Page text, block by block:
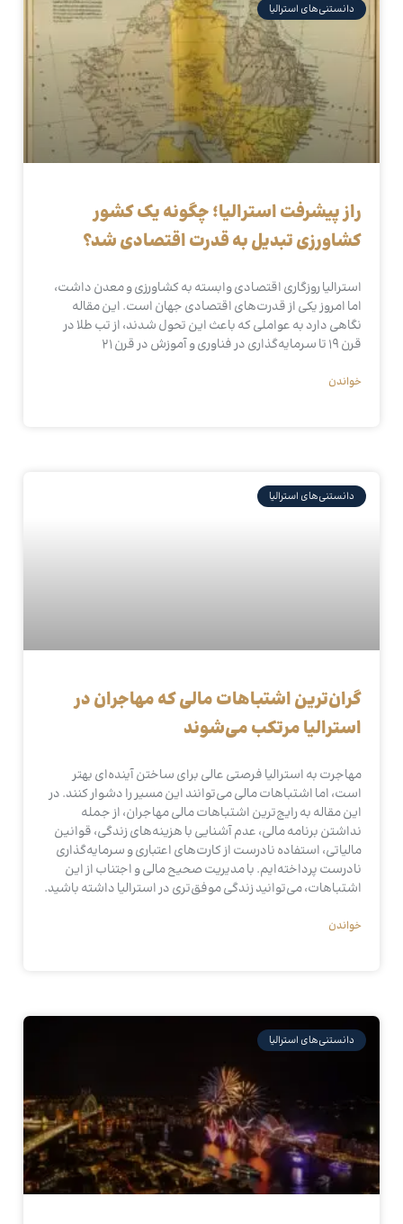
دانستنی‌های استرالیا
راز پیشرفت استرالیا؛ چگونه یک کشور
کشاورزی تبدیل به قدرت اقتصادی شد؟
استرالیا روزگاری اقتصادی وابسته به کشاورزی و معدن داشت،
اما امروز یکی از قدرت‌های اقتصادی جهان است. این مقاله
نگاهی دارد به عواملی که باعث این تحول شدند، از تب طلا در
قرن ۱۹ تا سرمایه‌گذاری در فناوری و آموزش در قرن ۲۱
خواندن
دانستنی‌های استرالیا
گران‌ترین اشتباهات مالی که مهاجران در
استرالیا مرتکب می‌شوند
مهاجرت به استرالیا فرصتی عالی برای ساختن آینده‌ای بهتر
است، اما اشتباهات مالی می‌توانند این مسیر را دشوار کنند. در
این مقاله به رایج‌ترین اشتباهات مالی مهاجران، از جمله
نداشتن برنامه مالی، عدم آشنایی با هزینه‌های زندگی، قوانین
مالیاتی، استفاده نادرست از کارت‌های اعتباری و سرمایه‌گذاری
نادرست پرداخته‌ایم. با مدیریت صحیح مالی و اجتناب از این
اشتباهات، می‌توانید زندگی موفق‌تری در استرالیا داشته باشید.
خواندن
دانستنی‌های استرالیا